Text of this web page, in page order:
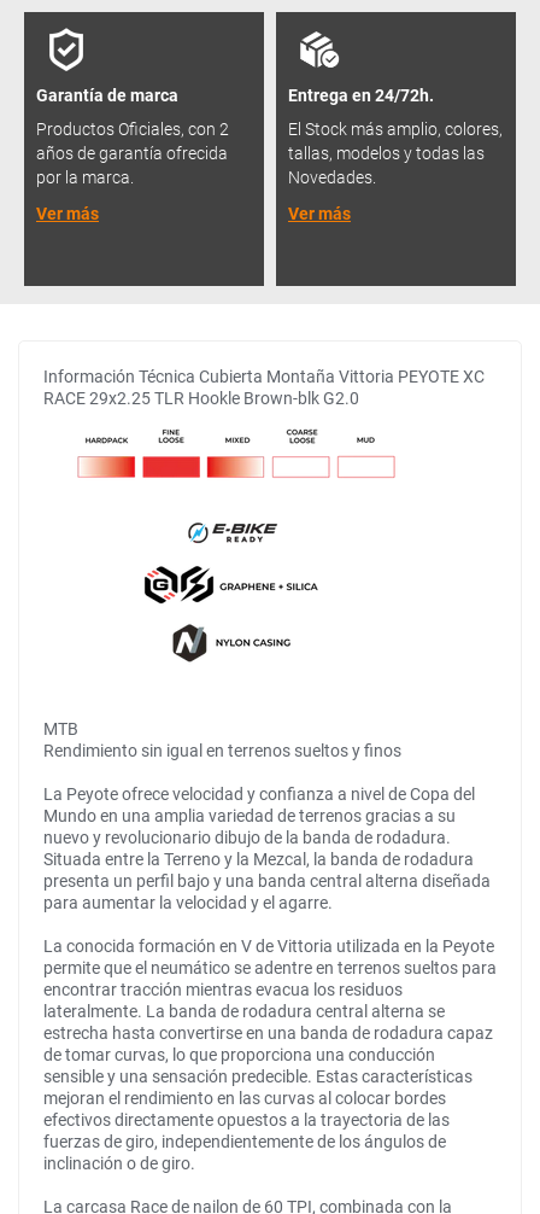
Garantía de marca
Productos Oficiales, con 2
años de garantía ofrecida
por la marca.
Ver más
Entrega en 24/72h.
El Stock más amplio, colores,
tallas, modelos y todas las
Novedades.
Ver más
Información Técnica Cubierta Montaña Vittoria PEYOTE XC
RACE 29x2.25 TLR Hookle Brown-blk G2.0
MTB
Rendimiento sin igual en terrenos sueltos y finos
La Peyote ofrece velocidad y confianza a nivel de Copa del
Mundo en una amplia variedad de terrenos gracias a su
nuevo y revolucionario dibujo de la banda de rodadura.
Situada entre la Terreno y la Mezcal, la banda de rodadura
presenta un perfil bajo y una banda central alterna diseñada
para aumentar la velocidad y el agarre.
La conocida formación en V de Vittoria utilizada en la Peyote
permite que el neumático se adentre en terrenos sueltos para
encontrar tracción mientras evacua los residuos
lateralmente. La banda de rodadura central alterna se
estrecha hasta convertirse en una banda de rodadura capaz
de tomar curvas, lo que proporciona una conducción
sensible y una sensación predecible. Estas características
mejoran el rendimiento en las curvas al colocar bordes
efectivos directamente opuestos a la trayectoria de las
fuerzas de giro, independientemente de los ángulos de
inclinación o de giro.
La carcasa Race de nailon de 60 TPI, combinada con la